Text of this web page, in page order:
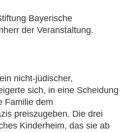
Bayerische
der Veranstaltung.
nicht-jüdischer,
sich, in eine Scheidung
Familie dem
preiszugeben. Die drei
Kinderheim, das sie ab